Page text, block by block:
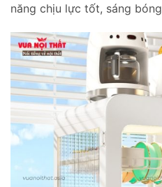
năng chịu lực tốt, sáng